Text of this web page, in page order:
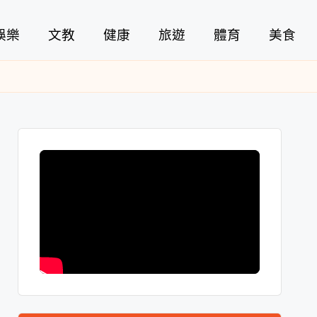
樂 文教 健康 旅遊 體育 美食